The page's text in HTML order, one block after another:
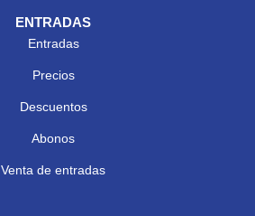
ENTRADAS
Entradas
Precios
Descuentos
Abonos
Venta de entradas